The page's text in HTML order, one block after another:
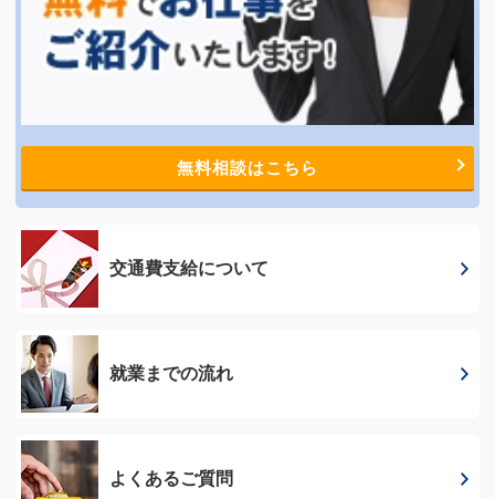
無料相談はこちら
交通費支給について
就業までの流れ
よくあるご質問